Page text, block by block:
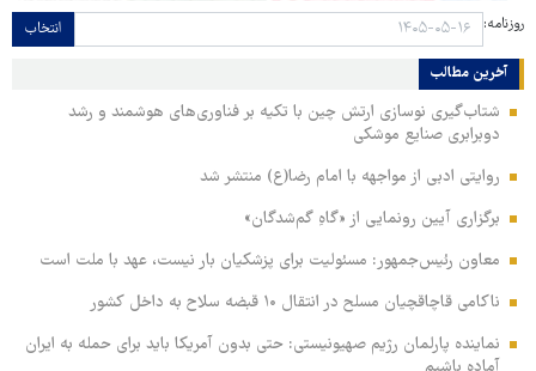
روزنامه: انتخاب
آخرین مطالب
شتاب‌گیری نوسازی ارتش چین با تکیه بر فناوری‌های هوشمند و رشد
دوبرابری صنایع موشکی
روایتی ادبی از مواجهه با امام رضا(ع) منتشر شد
برگزاری آیین رونمایی از «گاهِ گم‌شدگان»
معاون رئیس‌جمهور: مسئولیت برای پزشکیان بار نیست، عهد با ملت است
ناکامی قاچاقچیان مسلح در انتقال ۱۰ قبضه سلاح به داخل کشور
نماینده پارلمان رژیم صهیونیستی: حتی بدون آمریکا باید برای حمله به ایران